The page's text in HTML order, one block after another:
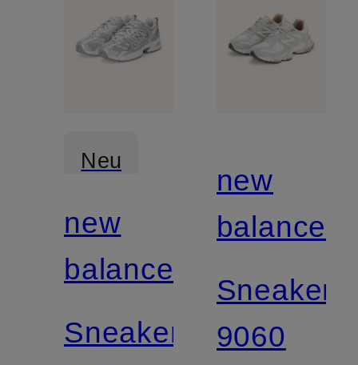
Neu
new
balance
Sneaker
new
balance
Sneaker
9060